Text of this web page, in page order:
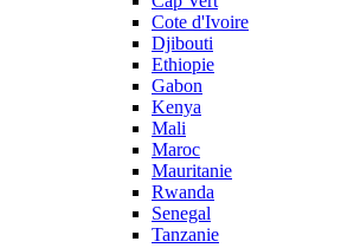
Cote d'Ivoire
Djibouti
Ethiopie
Gabon
Kenya
Mali
Maroc
Mauritanie
Rwanda
Senegal
Tanzanie